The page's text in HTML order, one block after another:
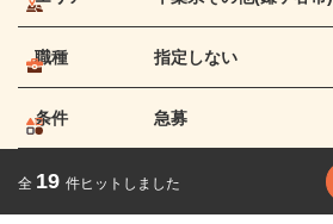
職種 指定しない
条件 急募
全 19 件ヒットしました